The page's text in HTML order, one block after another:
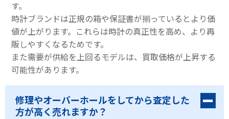
す。
時計ブランドは正規の箱や保証書が揃っているとより価
値が上がります。これらは時計の真正性を高め、より再
販しやすくなるためです。
また需要が供給を上回るモデルは、買取価格が上昇する
可能性があります。
修理やオーバーホールをしてから査定した
方が高く売れますか？